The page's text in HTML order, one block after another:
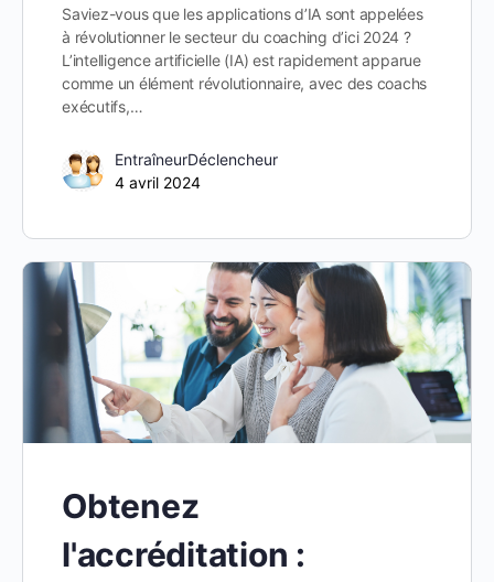
Saviez-vous que les applications d’IA sont appelées
à révolutionner le secteur du coaching d’ici 2024 ?
L’intelligence artificielle (IA) est rapidement apparue
comme un élément révolutionnaire, avec des coachs
exécutifs,…
EntraîneurDéclencheur
4 avril 2024
Obtenez
l'accréditation :